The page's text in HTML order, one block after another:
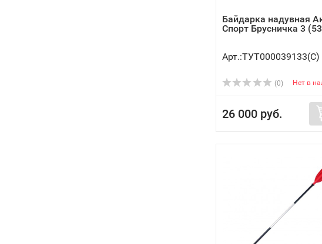
Байдарка надувная
Спорт Брусничка 3
Арт.:ТУТ000039133(C)
(0) Нет в
26 000 руб.